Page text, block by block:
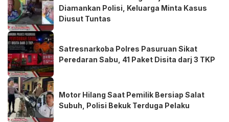
Diamankan Polisi, Keluarga Minta Kasus
Diusut Tuntas
Satresnarkoba Polres Pasuruan Sikat
Peredaran Sabu, 41 Paket Disita darj 3 TKP
Motor Hilang Saat Pemilik Bersiap Salat
Subuh, Polisi Bekuk Terduga Pelaku